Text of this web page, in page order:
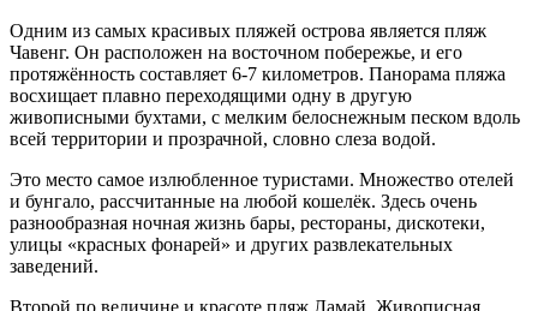
Одним из самых красивых пляжей острова является пляж
Чавенг. Он расположен на восточном побережье, и его
протяжённость составляет 6-7 километров. Панорама пляжа
восхищает плавно переходящими одну в другую
живописными бухтами, с мелким белоснежным песком вдоль
всей территории и прозрачной, словно слеза водой.
Это место самое излюбленное туристами. Множество отелей
и бунгало, рассчитанные на любой кошелёк. Здесь очень
разнообразная ночная жизнь бары, рестораны, дискотеки,
улицы «красных фонарей» и других развлекательных
заведений.
Второй по величине и красоте пляж Ламай. Живописная